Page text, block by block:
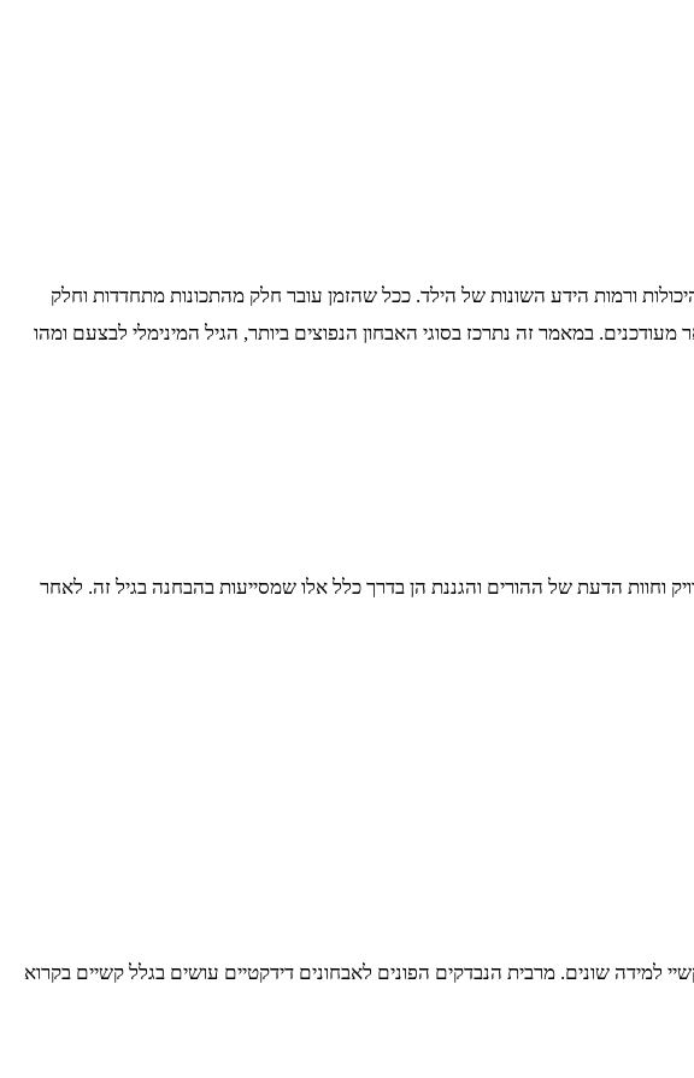
ורמות הידע השונות של הילד. ככל שהזמן עובר חלק מהתכונות מתחדדות וחלק
במאמר זה נתרכז בסוגי האבחון הנפוצים ביותר, הגיל המינימלי לבצעם ומהו
וחוות הדעת של ההורים והגננת הן בדרך כלל אלו שמסייעות בהבחנה בגיל זה. לאחר
למידה שונים. מרבית הנבדקים הפונים לאבחונים דידקטיים עושים בגלל קשיים בקרוא